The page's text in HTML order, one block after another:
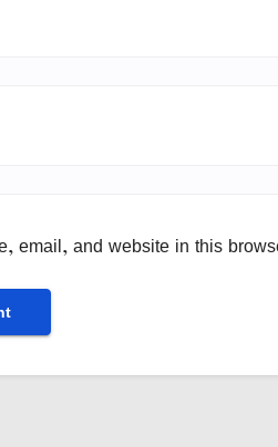
email, and website in this